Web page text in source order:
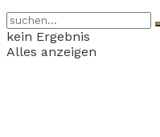
kein Ergebnis
Alles anzeigen